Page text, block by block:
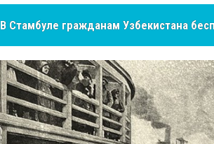
NCS Jeans: турецкий бренд,